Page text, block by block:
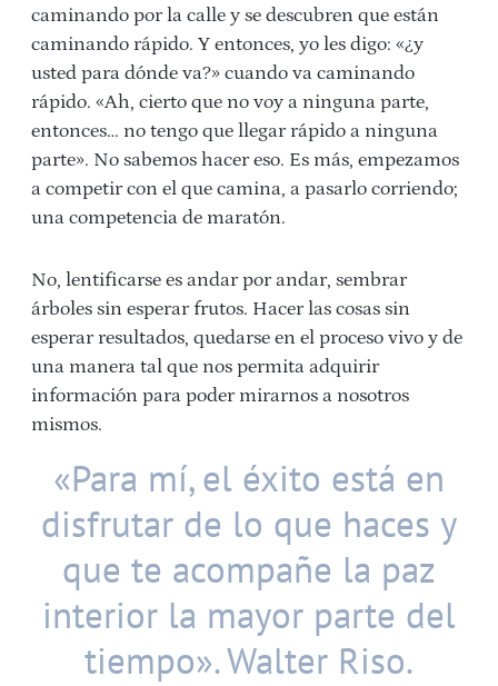
caminando por la calle y se descubren que están
caminando rápido. Y entonces, yo les digo: «¿y
usted para dónde va?» cuando va caminando
rápido. «Ah, cierto que no voy a ninguna parte,
entonces… no tengo que llegar rápido a ninguna
parte». No sabemos hacer eso. Es más, empezamos
a competir con el que camina, a pasarlo corriendo;
una competencia de maratón.
No, lentificarse es andar por andar, sembrar
árboles sin esperar frutos. Hacer las cosas sin
esperar resultados, quedarse en el proceso vivo y de
una manera tal que nos permita adquirir
información para poder mirarnos a nosotros
mismos.
«Para mí, el éxito está en
disfrutar de lo que haces y
que te acompañe la paz
interior la mayor parte del
tiempo». Walter Riso.